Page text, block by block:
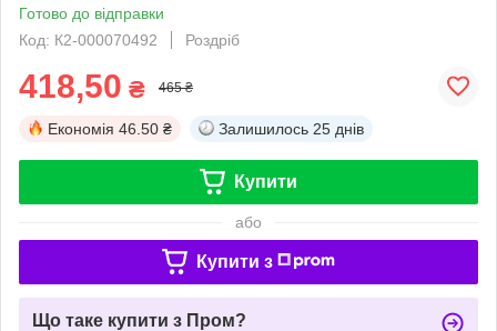
Готово до відправки
Код: К2-000070492
Роздріб
418,50 ₴ 465 ₴
Економія 46.50 ₴ Залишилось 25 днів
Купити
або
Купити з
Що таке купити з Пром?